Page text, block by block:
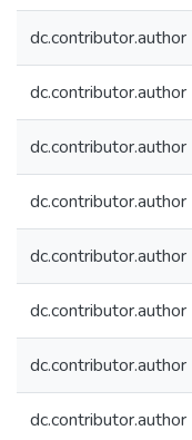
dc.contributor.author
dc.contributor.author
dc.contributor.author
dc.contributor.author
dc.contributor.author
dc.contributor.author
dc.contributor.author
dc.contributor.author